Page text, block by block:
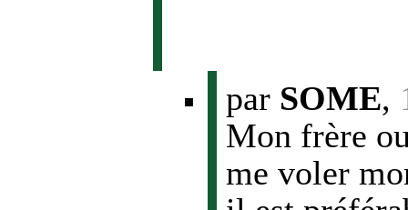
par SOME,
Mon frère
me voler